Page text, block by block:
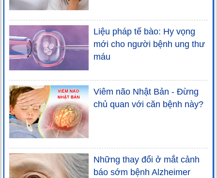
Liệu pháp tế bào: Hy vọng
mới cho người bệnh ung thư
máu
Viêm não Nhật Bản - Đừng
chủ quan với căn bệnh này?
Những thay đổi ở mắt cảnh
báo sớm bệnh Alzheimer